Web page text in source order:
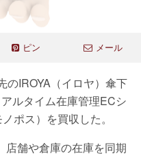
ピン メール
のIROYA（イロヤ）傘下
ルタイム在庫管理ECシ
ポス）を買収した。
店舗や倉庫の在庫を同期